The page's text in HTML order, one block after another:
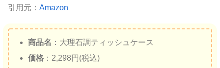
引用元： Amazon
商品名 ：大理石調ティッシュケース
価格 ：2,298円(税込)